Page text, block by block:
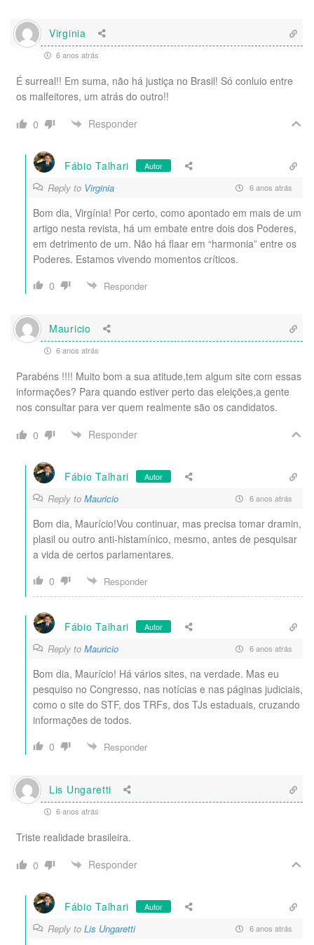
Virginia
6 anos atrás
É surreal!! Em suma, não há justiça no Brasil! Só conluio entre
os malfeitores, um atrás do outro!!
0
Responder
Fábio Talhari Autor
Reply to Virginia 6 anos atrás
Bom dia, Virgínia! Por certo, como apontado em mais de um
artigo nesta revista, há um embate entre dois dos Poderes,
em detrimento de um. Não há flaar em “harmonia” entre os
Poderes. Estamos vivendo momentos críticos.
0
Responder
Mauricio
6 anos atrás
Parabéns !!!! Muito bom a sua atitude,tem algum site com essas
informações? Para quando estiver perto das eleições,a gente
nos consultar para ver quem realmente são os candidatos.
0
Responder
Fábio Talhari Autor
Reply to Mauricio 6 anos atrás
Bom dia, Maurício!Vou continuar, mas precisa tomar dramin,
plasil ou outro anti-histamínico, mesmo, antes de pesquisar
a vida de certos parlamentares.
0
Responder
Fábio Talhari Autor
Reply to Mauricio 6 anos atrás
Bom dia, Maurício! Há vários sites, na verdade. Mas eu
pesquiso no Congresso, nas notícias e nas páginas judiciais,
como o site do STF, dos TRFs, dos TJs estaduais, cruzando
informações de todos.
0
Responder
Lis Ungaretti
6 anos atrás
Triste realidade brasileira.
0
Responder
Fábio Talhari Autor
Reply to Lis Ungaretti 6 anos atrás